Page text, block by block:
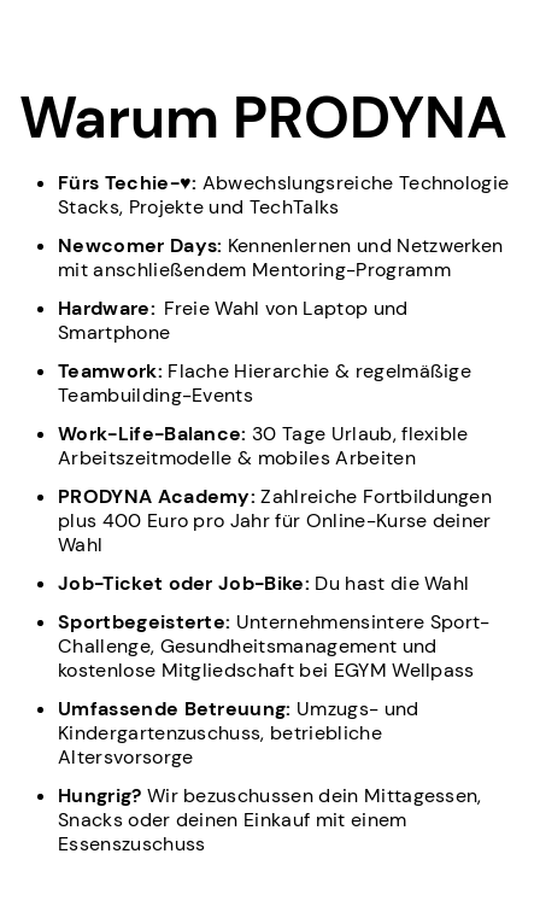
Warum PRODYNA
Fürs Techie-♥: Abwechslungsreiche Technologie
Stacks, Projekte und TechTalks
Newcomer Days: Kennenlernen und Netzwerken
mit anschließendem Mentoring-Programm
Hardware: Freie Wahl von Laptop und
Smartphone
Teamwork: Flache Hierarchie & regelmäßige
Teambuilding-Events
Work-Life-Balance: 30 Tage Urlaub, flexible
Arbeitszeitmodelle & mobiles Arbeiten
PRODYNA Academy:Zahlreiche Fortbildungen
plus 400 Euro pro Jahr für Online-Kurse deiner
Wahl
Job-Ticket oder Job-Bike: Du hast die Wahl
Sportbegeisterte: Unternehmensintere Sport-
Challenge, Gesundheitsmanagement und
kostenlose Mitgliedschaft bei EGYM Wellpass
Umfassende Betreuung: Umzugs- und
Kindergartenzuschuss, betriebliche
Altersvorsorge
Hungrig? Wir bezuschussen dein Mittagessen,
Snacks oder deinen Einkauf mit einem
Essenszuschuss